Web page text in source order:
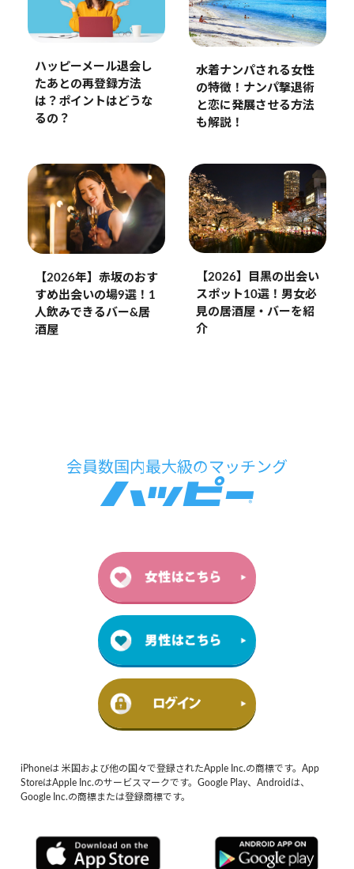
ハッピーメール退会し
たあとの再登録方法
は？ポイントはどうな
るの？
水着ナンパされる女性
の特徴！ナンパ撃退術
と恋に発展させる方法
も解説！
【2026年】赤坂のおす
すめ出会いの場9選！1
人飲みできるバー&居
酒屋
【2026】目黒の出会い
スポット10選！男女必
見の居酒屋・バーを紹
介
iPhoneは 米国および他の国々で登録されたApple Inc.の商標です。App
StoreはApple Inc.のサービスマークです。Google Play、Androidは、
Google Inc.の商標または登録商標です。